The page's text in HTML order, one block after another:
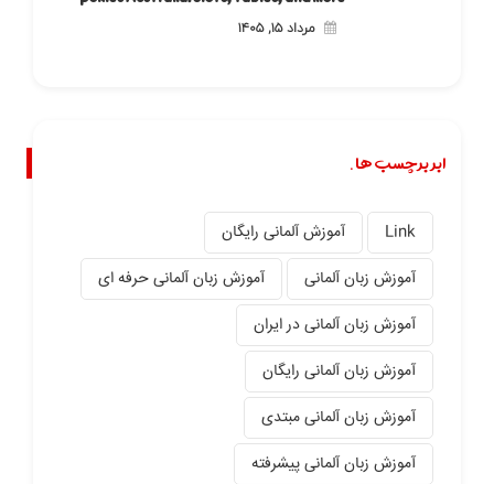
مرداد ۱۵, ۱۴۰۵
ابر برچسب ها.
Link
آموزش آلمانی رایگان
آموزش زبان آلمانی
آموزش زبان آلمانی حرفه ای
آموزش زبان آلمانی در ایران
آموزش زبان آلمانی رایگان
آموزش زبان آلمانی مبتدی
آموزش زبان آلمانی پیشرفته